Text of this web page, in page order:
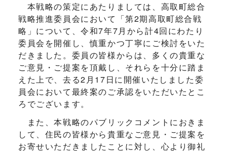
本戦略の策定にあたりましては、高取町総合
戦略推進委員会において「第2期高取町総合戦
略」について、令和7年7月から計4回にわたり
委員会を開催し、慎重かつ丁寧にご検討をいた
だきました。委員の皆様からは、多くの貴重な
ご意見・ご提案を頂戴し、それらを十分に踏ま
えた上で、去る2月17日に開催いたしました委
員会において最終案のご承認をいただいたとこ
ろでございます。
また、本戦略のパブリックコメントにおきま
して、住民の皆様から貴重なご意見・ご提案を
お寄せいただきましたことに対し、心より御礼